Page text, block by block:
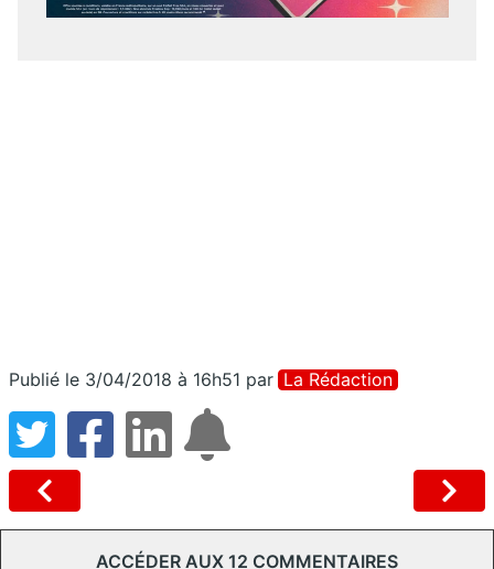
Publié le 3/04/2018 à 16h51 par La Rédaction
ACCÉDER AUX 12 COMMENTAIRES